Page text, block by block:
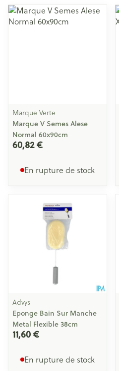
Marque Verte
Marque V Semes Alese
Normal 60x90cm
60,82 €
En rupture de stock
Advys
Eponge Bain Sur Manche
Metal Flexible 38cm
11,60 €
En rupture de stock